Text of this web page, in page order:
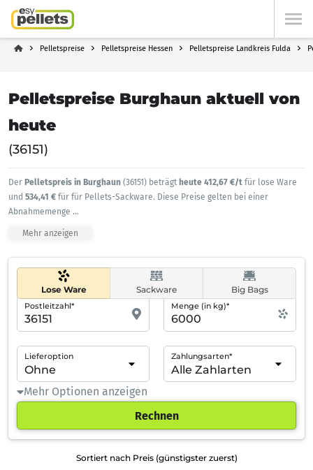
Pelletspreise Pelletspreise Hessen Pelletspreise Landkreis Fulda
Pelletspreise Burghaun aktuell von
heute
(36151)
Der Pelletspreis in Burghaun (36151) beträgt heute 412,67 €/t für lose Ware
und 534,41 € für für Pellets-Sackware. Diese Preise gelten bei einer
Abnahmemenge ...
Mehr anzeigen
Lose Ware Sackware Big Bags
Postleitzahl* Menge (in kg)*
Lieferoption Zahlungsarten*
Mehr Optionen anzeigen
Rechnen
Sortiert nach Preis (günstigster zuerst)